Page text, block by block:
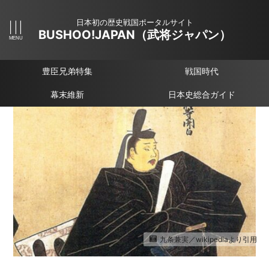
日本初の歴史戦国ポータルサイト
BUSHOO!JAPAN（武将ジャパン）
豊臣兄弟特集 戦国時代
幕末維新 日本史総合ガイド
九条兼実／wikipediaより引用